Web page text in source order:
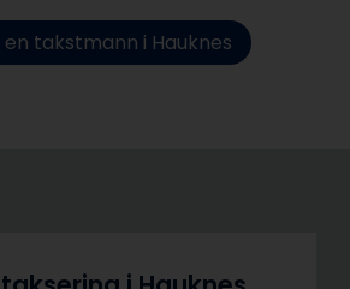
takstmann i Hauknes